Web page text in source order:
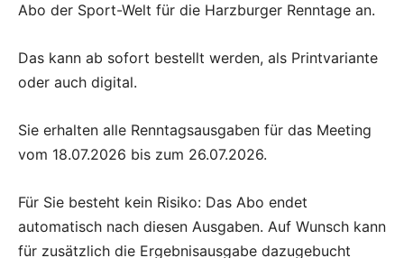
Abo der Sport-Welt für die Harzburger Renntage an.
Das kann ab sofort bestellt werden, als Printvariante
oder auch digital.
Sie erhalten alle Renntagsausgaben für das Meeting
vom 18.07.2026 bis zum 26.07.2026.
Für Sie besteht kein Risiko: Das Abo endet
automatisch nach diesen Ausgaben. Auf Wunsch kann
für zusätzlich die Ergebnisausgabe dazugebucht